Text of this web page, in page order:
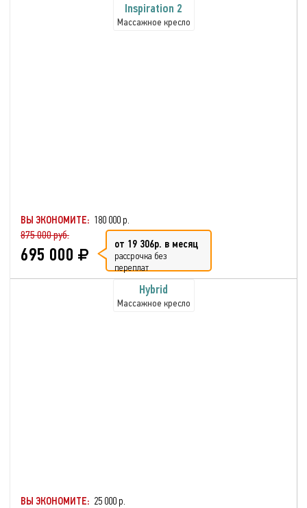
Inspiration 2
Массажное кресло
ВЫ ЭКОНОМИТЕ: 180 000 р.
875 000 руб.
695 000 от 19 306р. в месяц
рассрочка без
переплат
Hybrid
Массажное кресло
ВЫ ЭКОНОМИТЕ: 25 000 р.